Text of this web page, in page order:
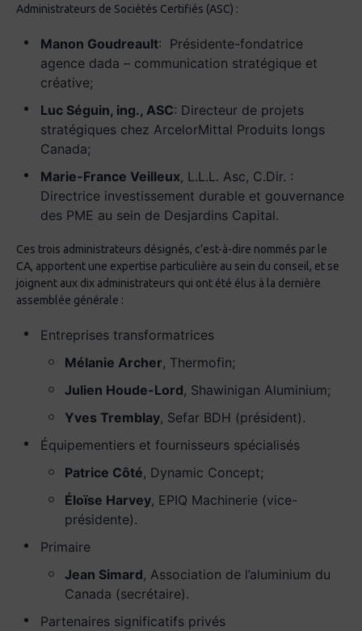
Administrateurs de Sociétés Certifiés (ASC) :
Manon Goudreault: Présidente-fondatrice
agence dada – communication stratégique et
créative;
Luc Séguin, ing., ASC: Directeur de projets
stratégiques chez ArcelorMittal Produits longs
Canada;
Marie-France Veilleux, L.L.L. Asc, C.Dir. :
Directrice investissement durable et gouvernance
des PME au sein de Desjardins Capital.
Ces trois administrateurs désignés, c’est-à-dire nommés par le
CA, apportent une expertise particulière au sein du conseil, et se
joignent aux dix administrateurs qui ont été élus à la dernière
assemblée générale :
Entreprises transformatrices
Mélanie Archer, Thermofin;
Julien Houde-Lord, Shawinigan Aluminium;
Yves Tremblay, Sefar BDH (président).
Équipementiers et fournisseurs spécialisés
Patrice Côté, Dynamic Concept;
Éloïse Harvey, EPIQ Machinerie (vice-
présidente).
Primaire
Jean Simard, Association de l’aluminium du
Canada (secrétaire).
Partenaires significatifs privés